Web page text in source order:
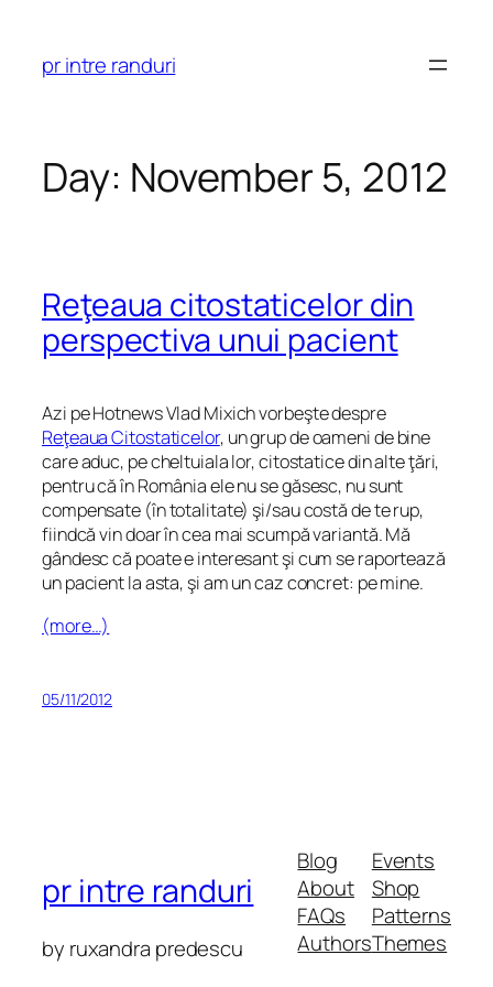
content
pr intre randuri
Day: November 5, 2012
Reţeaua citostaticelor din
perspectiva unui pacient
Azi pe Hotnews Vlad Mixich vorbeşte despre
Reţeaua Citostaticelor, un grup de oameni de bine
care aduc, pe cheltuiala lor, citostatice din alte ţări,
pentru că în România ele nu se găsesc, nu sunt
compensate (în totalitate) şi/sau costă de te rup,
fiindcă vin doar în cea mai scumpă variantă. Mă
gândesc că poate e interesant şi cum se raportează
un pacient la asta, şi am un caz concret: pe mine.
(more…)
05/11/2012
pr intre randuri
by ruxandra predescu
Blog
About
FAQs
Authors
Events
Shop
Patterns
Themes